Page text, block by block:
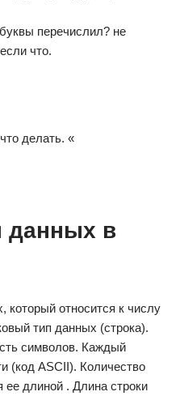
перечислил? не
что.
делать. «
данных в
который относится к числу
тип данных (строка).
символов. Каждый
(код ASCII). Количество
ее длиной . Длина строки